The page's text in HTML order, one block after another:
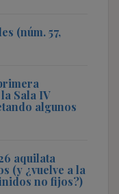
(núm. 57,
Sala IV
algunos
aquilata
(y ¿vuelve a la
no fijos?)